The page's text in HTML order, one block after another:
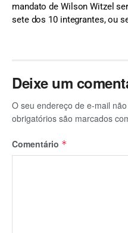
mandato de Wilson Witzel
sete dos 10 integrantes, ou
Deixe um
O seu endereço de e-mail
obrigatórios são marcados
Comentário *